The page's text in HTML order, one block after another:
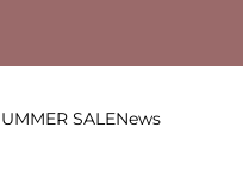
SALENews